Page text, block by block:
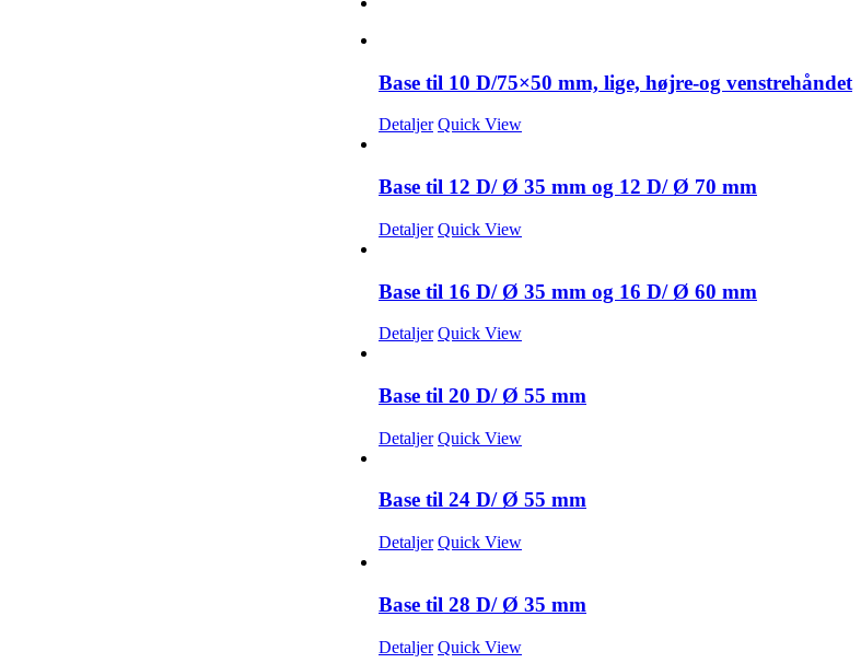
Base til 10 D/75×50 mm, lige, højre-og venstrehåndet
Detaljer Quick View
Base til 12 D/ Ø 35 mm og 12 D/ Ø 70 mm
Detaljer Quick View
Base til 16 D/ Ø 35 mm og 16 D/ Ø 60 mm
Detaljer Quick View
Base til 20 D/ Ø 55 mm
Detaljer Quick View
Base til 24 D/ Ø 55 mm
Detaljer Quick View
Base til 28 D/ Ø 35 mm
Detaljer Quick View